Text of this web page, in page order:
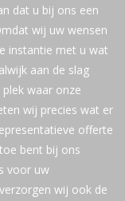
dat u bij ons een
wij uw wensen
instantie met u wat
aan de slag
waar onze
wij precies wat er
offerte
bent bij ons
voor uw
wij ook de